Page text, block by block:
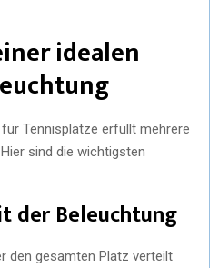
idealen
Tennisplätze erfüllt mehrere
sind die wichtigsten
der Beleuchtung
den gesamten Platz verteilt